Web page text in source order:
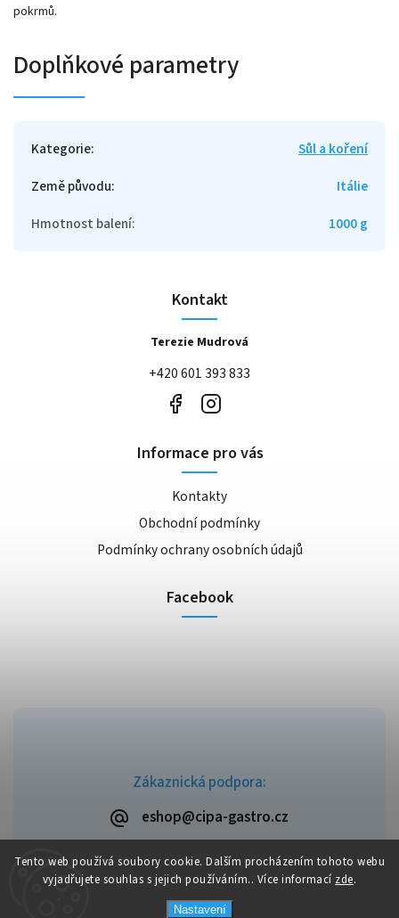
Tento web používá soubory cookie. Dalším procházením tohoto webu
vyjadřujete souhlas s jejich používáním.. Více informací zde.
Nastavení
pokrmů.
Doplňkové parametry
Kategorie:
Sůl a koření
Země původu:
Itálie
Hmotnost balení: 1000 g
Zákaznická podpora:
eshop@cipa-gastro.cz
Kontakt
Terezie Mudrová
+420 601 393 833
Informace pro vás
Kontakty
Obchodní podmínky
Podmínky ochrany osobních údajů
Facebook
Cipa-Gastro.cz. Všechna práva vyhrazena.